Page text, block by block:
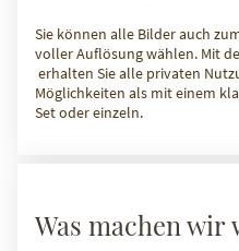
Sie können alle Bilder auch
voller Auflösung wählen. Mit
erhalten Sie alle privaten
Möglichkeiten als mit einem
Set oder einzeln.
Was machen wir